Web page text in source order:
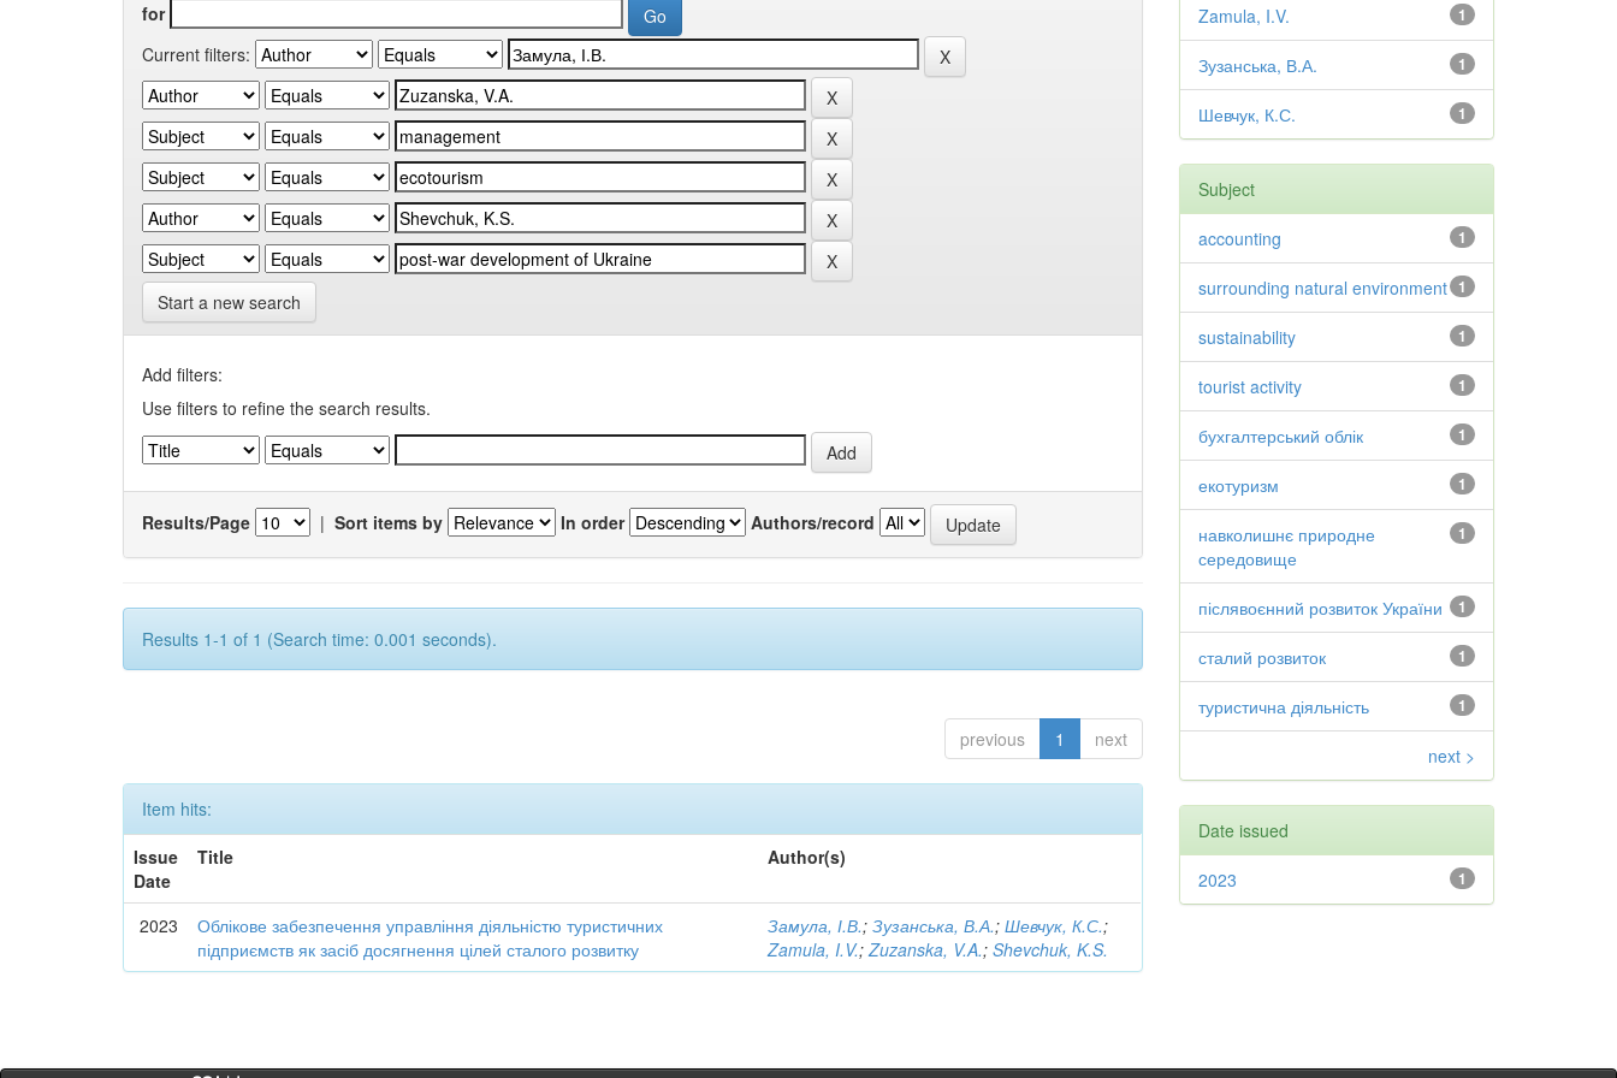
for
Current filters:
Start a new search
Add filters:
Use filters to refine the search results.
Results/Page | Sort items by In order Authors/record
Results 1-1 of 1 (Search time: 0.001 seconds).
previous 1 next
Item hits:
Issue
Date
Title Author(s)
2023
Облікове забезпечення управління діяльністю туристичних
підприємств як засіб досягнення цілей сталого розвитку
Замула, І.В.;Зузанська, В.А.;Шевчук, К.С.;
Zamula, I.V.;Zuzanska, V.A.;Shevchuk, K.S.
1
Zamula, I.V.
1
Зузанська, В.А.
1
Шевчук, К.С.
Subject
1
accounting
1
surrounding natural environment
1
sustainability
1
tourist activity
1
бухгалтерський облік
1
екотуризм
1
навколишнє природне
середовище
1
післявоєнний розвиток України
1
сталий розвиток
1
туристична діяльність
next >
Date issued
1
2023